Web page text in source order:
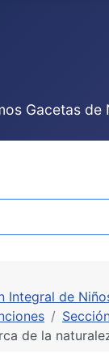
Gacetas de
de
de la